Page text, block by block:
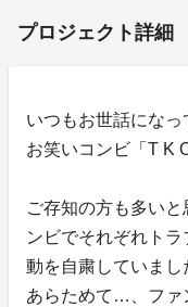
プロジェクト詳細
いつもお世話になっ
お笑いコンビ「T K
ご存知の方も多い
ンビでそれぞれト
動を自粛していまし
あらためて…、ファ